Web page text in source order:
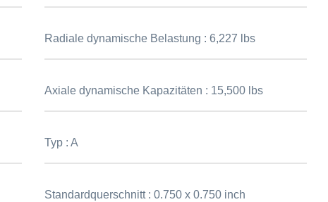
Radiale dynamische Belastung :6,227 lbs
Axiale dynamische Kapazitäten : 15,500 lbs
Typ :A
Standardquerschnitt :0.750 x 0.750 inch